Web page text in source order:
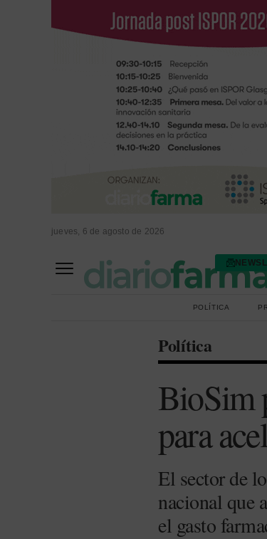
jueves, 6 de agosto de 2026
POLÍTICA
Política
BioSim
para
El sector de
nacional que
el gasto